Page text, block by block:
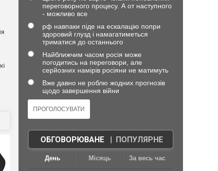
переговорного процесу. А от наступного
- можливо все
рф навпаки піде на ескалацію попри
здоровий глузд і намагатиметься
триматися до останнього
Найближчим часом росія може
погодитись на переговори, але
серйозних намірів росіяни не матимуть
Вже давно не роблю жодних прогнозів
щодо завершення війни
ОБГОВОРЮВАНЕ| ПОПУЛЯРНЕ
День Місяць За весь час